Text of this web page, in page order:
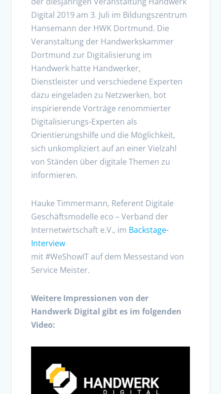
Digital 2019 am 3. Juli im Bildungszentrum
Hansemann der HWK Dortmund. Die
Veranstaltung der Handwerkskammer
Dortmund zur Digitalisierung im
Handwerk hatte Handwerker,
Dienstleister und verschiedene Experten
dazu eingeladen zu Netzwerken, bot
inspirierende Vorträge renommierter
Digitalisierungs-Experten als
Orientierungshilfe und die Möglichkeit,
sich unkompliziert auf an einer Vielzahl
von Ständen über digitale Themen zu
informieren.
Hauke Timmermann, Referent Digitale
Geschäftsmodelle eco – Verband der
Internetwirtschaft e.V., im Backstage-
Interview
mit #WeShowIT auf dem Messestand von
Service Meister.
Weitere Impressionen von der
Handwerk Digital gibt es im folgenden
Video: